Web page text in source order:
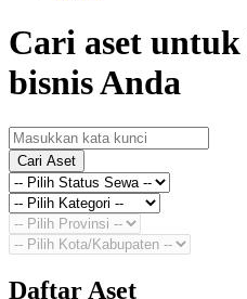
Cari aset
bisnis Anda
Cari Aset
Daftar Aset